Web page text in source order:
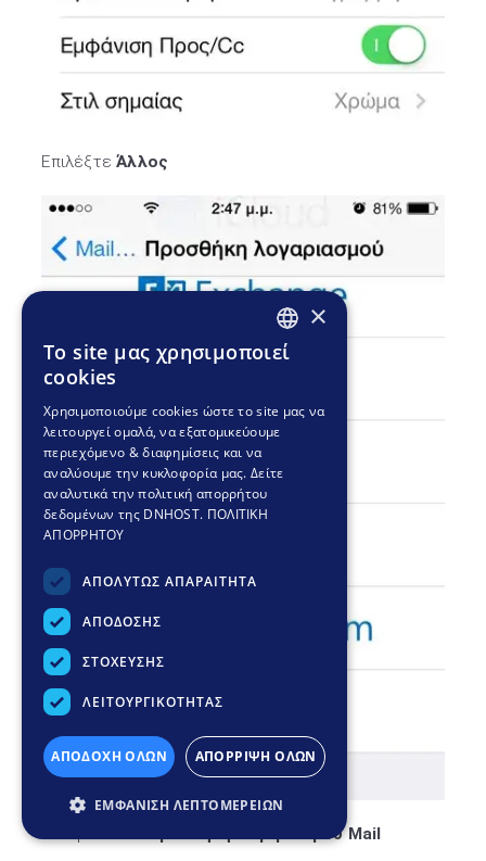
ΕπιλέξτεΆλλος
Προσθήκη λογαριασμού Mail
GREEK
×
To site μας χρησιμοποιεί
cookies
Χρησιμοποιούμε cookies ώστε το site μας να
λειτουργεί ομαλά, να εξατομικεύουμε
περιεχόμενο & διαφημίσεις και να
αναλύουμε την κυκλοφορία μας. Δείτε
αναλυτικά την πολιτική απορρήτου
δεδομένων της DNHOST. ΠΟΛΙΤΙΚΗ
ΑΠΟΡΡΗΤΟΥ
ΑΠΟΛΥΤΩΣ ΑΠΑΡΑΙΤΗΤΑ
ΑΠΟΔΟΣΗΣ
ΣΤΟΧΕΥΣΗΣ
ΛΕΙΤΟΥΡΓΙΚΟΤΗΤΑΣ
ΑΠΟΔΟΧΗ ΟΛΩΝ ΑΠΟΡΡΙΨΗ ΟΛΩΝ
ΕΜΦΑΝΙΣΗ ΛΕΠΤΟΜΕΡΕΙΩΝ